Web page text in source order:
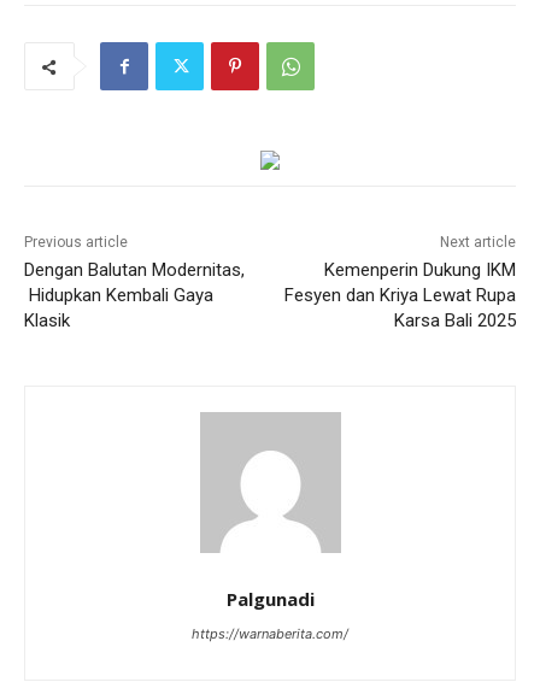
Previous article
Dengan Balutan Modernitas,
Hidupkan Kembali Gaya
Klasik
Next article
Kemenperin Dukung IKM
Fesyen dan Kriya Lewat Rupa
Karsa Bali 2025
Palgunadi
https://warnaberita.com/